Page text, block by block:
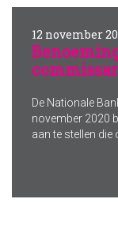
12 november
De Nationale
november 2020
aan te stellen